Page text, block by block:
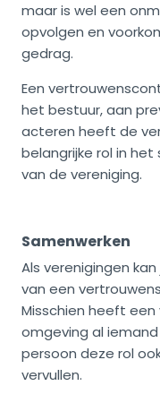
maar is wel een
opvolgen en
gedrag.
Een
het bestuur, aan
acteren heeft de
belangrijke rol in
van de vereniging.
Samenwerken
Als verenigingen
van een
Misschien heeft
omgeving al
persoon deze rol
vervullen.